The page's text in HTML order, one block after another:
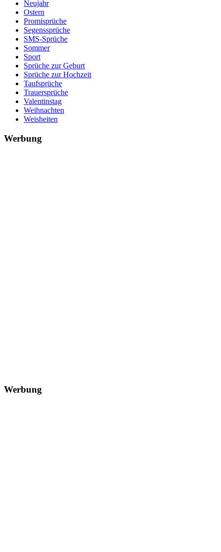
Neujahr
Ostern
Promisprüche
Segenssprüche
SMS-Sprüche
Sommer
Sport
Sprüche zur Geburt
Sprüche zur Hochzeit
Taufsprüche
Trauersprüche
Valentinstag
Weihnachten
Weisheiten
Werbung
Werbung